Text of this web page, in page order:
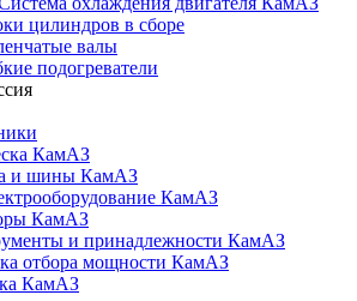
цилиндров в сборе
валы
подогреватели
КамАЗ
и шины КамАЗ
КамАЗ
КамАЗ
и принадлежности КамАЗ
отбора мощности КамАЗ
КамАЗ